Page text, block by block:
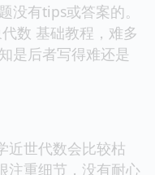
没有tips或答案的。
数 基础教程，难多
是后者写得难还是
近世代数会比较枯
注重细节，没有耐心